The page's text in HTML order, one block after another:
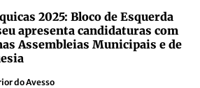
2025: Bloco de Esquerda
apresenta candidaturas com
Assembleias Municipais e de
do Avesso